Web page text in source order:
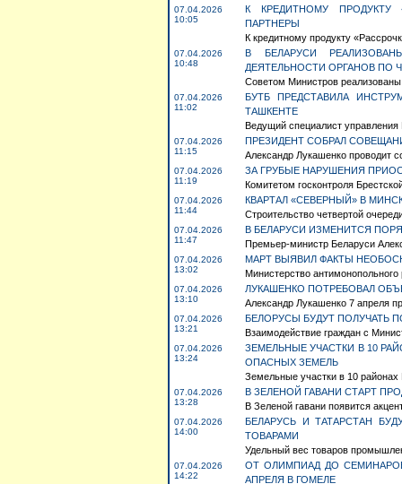
07.04.2026
10:05
К КРЕДИТНОМУ ПРОДУКТУ
ПАРТНЕРЫ
К кредитному продукту
07.04.2026
10:48
В БЕЛАРУСИ
ДЕЯТЕЛЬНОСТИ ОРГАНОВ ПО
Советом Министров реализованы
07.04.2026
11:02
БУТБ ПРЕДСТАВИЛА
ТАШКЕНТЕ
Ведущий специалист
07.04.2026
11:15
ПРЕЗИДЕНТ СОБРАЛ
Александр Лукашенко проводит
07.04.2026
11:19
ЗА ГРУБЫЕ НАРУШЕНИЯ
Комитетом госконтроля
07.04.2026
11:44
КВАРТАЛ «СЕВЕРНЫЙ» В
Строительство четвертой
07.04.2026
11:47
В БЕЛАРУСИ ИЗМЕНИТСЯ
Премьер-министр Беларуси
07.04.2026
13:02
МАРТ ВЫЯВИЛ ФАКТЫ
Министерство антимонопольного
07.04.2026
13:10
ЛУКАШЕНКО ПОТРЕБОВАЛ
Александр Лукашенко 7 апреля
07.04.2026
13:21
БЕЛОРУСЫ БУДУТ ПОЛУЧАТЬ
Взаимодействие граждан с
07.04.2026
13:24
ЗЕМЕЛЬНЫЕ УЧАСТКИ В 10
ОПАСНЫХ ЗЕМЕЛЬ
Земельные участки в 10
07.04.2026
13:28
В ЗЕЛЕНОЙ ГАВАНИ СТАРТ
В Зеленой гавани появится
07.04.2026
14:00
БЕЛАРУСЬ И ТАТАРСТАН
ТОВАРАМИ
Удельный вес товаров
07.04.2026
14:22
ОТ ОЛИМПИАД ДО
АПРЕЛЯ В ГОМЕЛЕ